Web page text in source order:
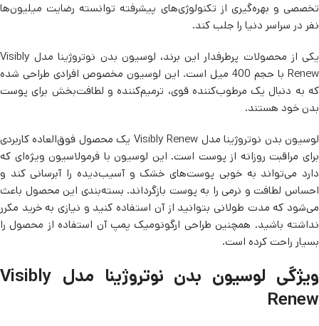
تخصصی و بهره‌گیری از تکنولوژی‌های پیشرفته توانسته رضایت میلیون‌ها
نفر در سراسر دنیا را جلب کند.
یکی از محصولات پرطرفدار این برند، لوسیون بدن نوتروژینا مدل Visibly
Renew با حجم 400 میل است. این لوسیون مخصوص افرادی طراحی شده
که به دنبال یک مرطوب‌کننده قوی، ترمیم‌کننده و لطافت‌بخش برای پوست
بدن خود هستند.
لوسیون بدن نوتروژینا مدل Visibly Renew یک محصول فوق‌العاده کاربردی
برای مراقبت روزانه از پوست است. این لوسیون با فرمولاسیون ویژه‌ای که
دارد می‌تواند به خوبی پوست‌های خشک و آسیب‌دیده را آبرسانی کند و
احساس لطافت و نرمی را به پوست بازگرداند. بسته‌بندی این محصول باعث
می‌شود که مدت طولانی بتوانید از آن استفاده کنید و نیازی به خرید مکرر
نداشته باشید. همچنین طراحی ارگونومیک پمپ آن استفاده از محصول را
بسیار راحت کرده است.
ویژگی لوسیون بدن نوتروژینا مدل Visibly
Renew